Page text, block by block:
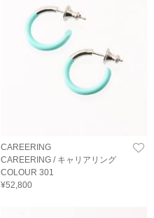
CAREERING
CAREERING / キャリアリング
COLOUR 301
¥52,800